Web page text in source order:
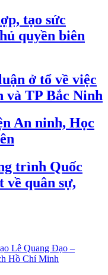
tạo sức
quyền biên
ở tổ về việc
và TP Bắc Ninh
An ninh, Học
trình Quốc
về quân sự,